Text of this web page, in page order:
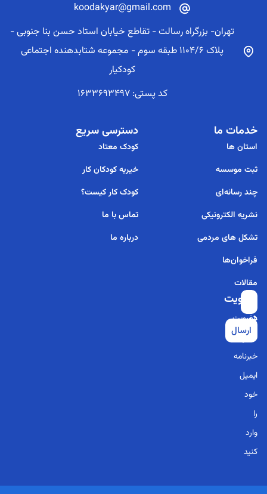
koodakyar@gmail.com
تهران- بزرگراه رسالت - تقاطع خیابان استاد حسن بنا جنوبی -
پلاک 1104/6 طبقه سوم - مجموعه شتابدهنده اجتماعی
کودکیار
کد پستی: 1633693497
خدمات ما
استان ها
ثبت موسسه
چند رسانه‌ای
نشریه الکترونیکی
تشکل های مردمی
فراخوان‌ها
مقالات
دسترسی سریع
کودک معتاد
خیریه کودکان کار
کودک کار کیست؟
تماس با ما
درباره ما
عضویت
در
خبرنامه
برای
عضویت
در
خبرنامه
ایمیل
خود
را
وارد
کنید
ارسال